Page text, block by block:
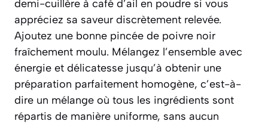
demi-cuillère à café d’ail en poudre si vous
appréciez sa saveur discrètement relevée.
Ajoutez une bonne pincée de poivre noir
fraîchement moulu. Mélangez l’ensemble avec
énergie et délicatesse jusqu’à obtenir une
préparation parfaitement homogène, c’est-à-
dire un mélange où tous les ingrédients sont
répartis de manière uniforme, sans aucun